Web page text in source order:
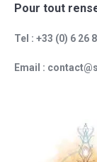
Pour tout
Tel : +33 (0) 6 26
Email :